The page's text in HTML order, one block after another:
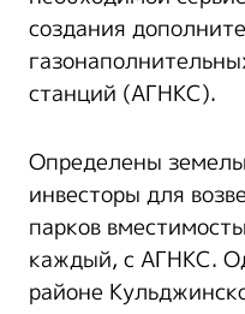
создания
станций (АГНКС).
Определены
инвесторы для
парков
каждый, с АГНКС.
районе